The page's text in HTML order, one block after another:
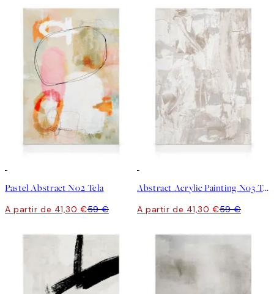
Pastel Abstract No2 Tela
A partir de 41,30 €59 €
Abstract Acrylic Painting No3 Tela
A partir de 41,30 €59 €